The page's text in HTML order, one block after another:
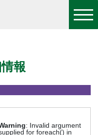
報
: Invalid argument
for foreach() in